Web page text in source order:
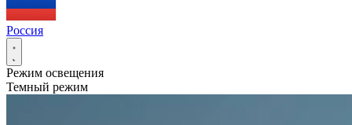
Россия
Режим освещения
Темный режим